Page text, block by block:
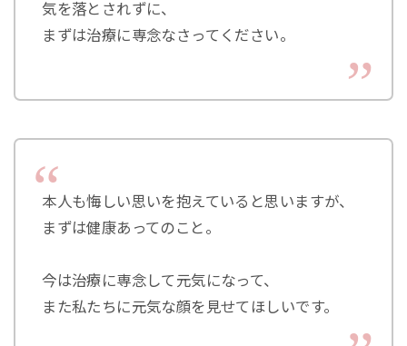
気を落とされずに、
まずは治療に専念なさってください。
本人も悔しい思いを抱えていると思いますが、
まずは健康あってのこと。
今は治療に専念して元気になって、
また私たちに元気な顔を見せてほしいです。